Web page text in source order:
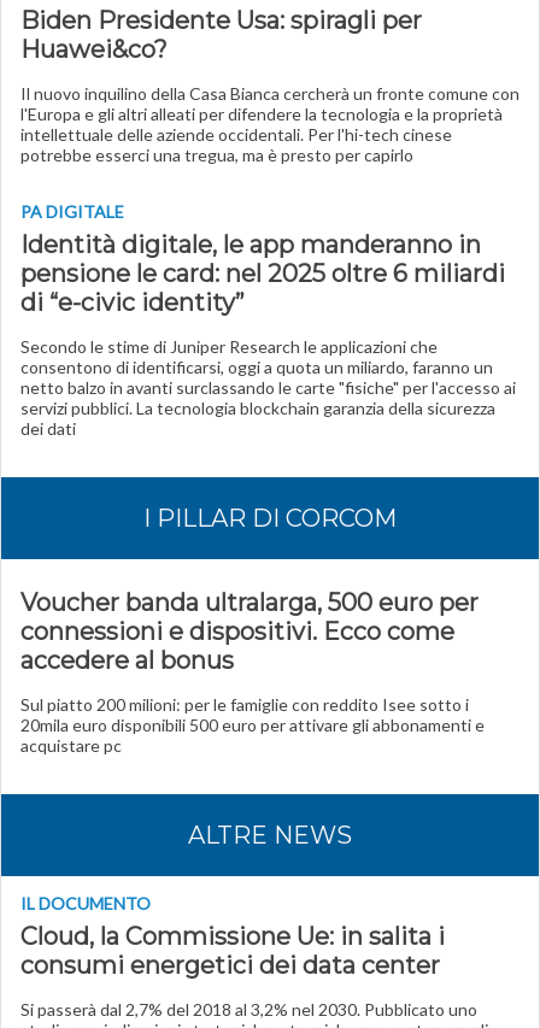
Biden Presidente Usa: spiragli per
Huawei&co?
Il nuovo inquilino della Casa Bianca cercherà un fronte comune con
l'Europa e gli altri alleati per difendere la tecnologia e la proprietà
intellettuale delle aziende occidentali. Per l'hi-tech cinese
potrebbe esserci una tregua, ma è presto per capirlo
PA DIGITALE
Identità digitale, le app manderanno in
pensione le card: nel 2025 oltre 6 miliardi
di “e-civic identity”
Secondo le stime di Juniper Research le applicazioni che
consentono di identificarsi, oggi a quota un miliardo, faranno un
netto balzo in avanti surclassando le carte "fisiche" per l'accesso ai
servizi pubblici. La tecnologia blockchain garanzia della sicurezza
dei dati
I PILLAR DI CORCOM
Voucher banda ultralarga, 500 euro per
connessioni e dispositivi. Ecco come
accedere al bonus
Sul piatto 200 milioni: per le famiglie con reddito Isee sotto i
20mila euro disponibili 500 euro per attivare gli abbonamenti e
acquistare pc
ALTRE NEWS
IL DOCUMENTO
Cloud, la Commissione Ue: in salita i
consumi energetici dei data center
Si passerà dal 2,7% del 2018 al 3,2% nel 2030. Pubblicato uno